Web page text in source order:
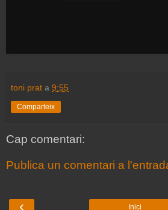
toni prat a 9:55
Comparteix
Cap comentari:
Publica un comentari a
‹ Inici